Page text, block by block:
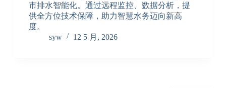
市排水智能化。通过远程监控、数据分析，提
供全方位技术保障，助力智慧水务迈向新高
度。
syw
12 5 月, 2026